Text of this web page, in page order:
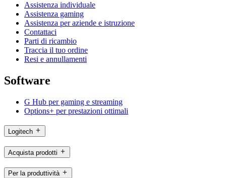
Assistenza individuale
Assistenza gaming
Assistenza per aziende e istruzione
Contattaci
Parti di ricambio
Traccia il tuo ordine
Resi e annullamenti
Software
G Hub per gaming e streaming
Options+ per prestazioni ottimali
Logitech
Acquista prodotti
Per la produttività